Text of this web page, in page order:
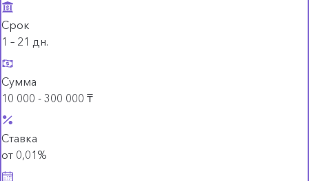
Срок
1 – 21 дн.
Сумма
10 000 - 300 000 ₸
Ставка
от 0,01%